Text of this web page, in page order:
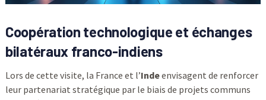
Coopération technologique et échanges
bilatéraux franco-indiens
Lors de cette visite, la France et l’Indeenvisagent de renforcer
leur partenariat stratégique par le biais de projets communs